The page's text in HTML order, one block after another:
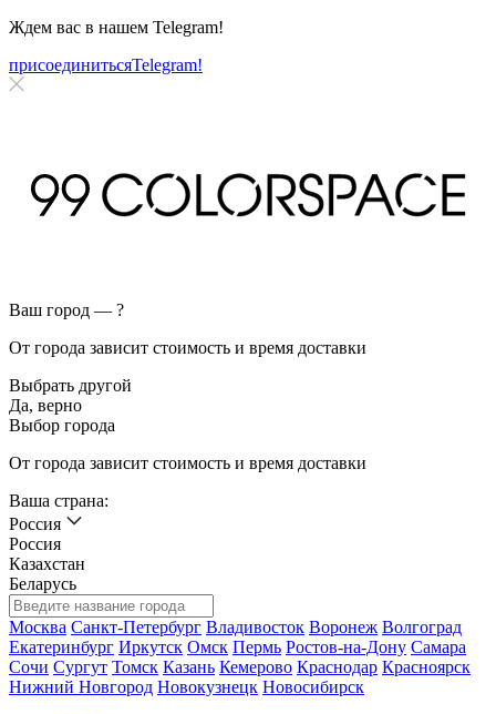
Ждем вас в нашем Telegram!
присоединитьсяTelegram!
Ваш город — ?
От города зависит стоимость и время доставки
Выбрать другой
Да, верно
Выбор города
От города зависит стоимость и время доставки
Ваша страна:
Россия
Россия
Казахстан
Беларусь
Москва Санкт-Петербург Владивосток Воронеж Волгоград
Екатеринбург Иркутск Омск Пермь Ростов-на-Дону Самара
Сочи Сургут Томск Казань Кемерово Краснодар Красноярск
Нижний Новгород Новокузнецк Новосибирск